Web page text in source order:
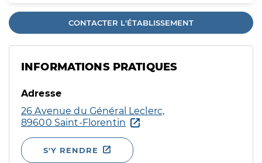
CONTACTER L'ÉTABLISSEMENT
INFORMATIONS PRATIQUES
Adresse
26 Avenue du Général Leclerc,
89600 Saint-Florentin
S'Y RENDRE